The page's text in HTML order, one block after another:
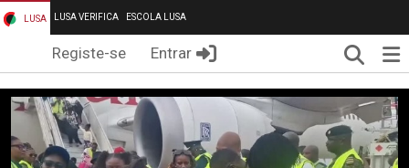
LUSA LUSA VERIFICA ESCOLA LUSA
Registe-se Entrar